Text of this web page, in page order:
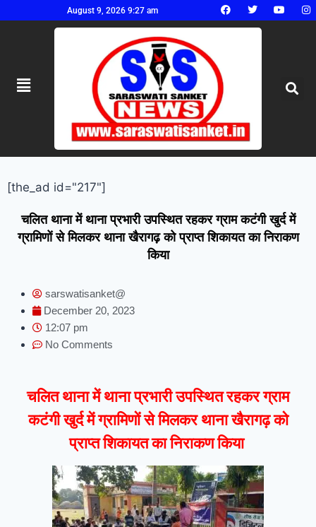
August 9, 2026 9:27 am
[the_ad id="217"]
चलित थाना में थाना प्रभारी उपस्थित रहकर ग्राम कटंगी खुर्द में
ग्रामिणों से मिलकर थाना खैरागढ़ को प्राप्त शिकायत का निराकण
किया
sarswatisanket@
December 20, 2023
12:07 pm
No Comments
चलित थाना में थाना प्रभारी उपस्थित रहकर ग्राम
कटंगी खुर्द में ग्रामिणों से मिलकर थाना खैरागढ़ को
प्राप्त शिकायत का निराकण किया